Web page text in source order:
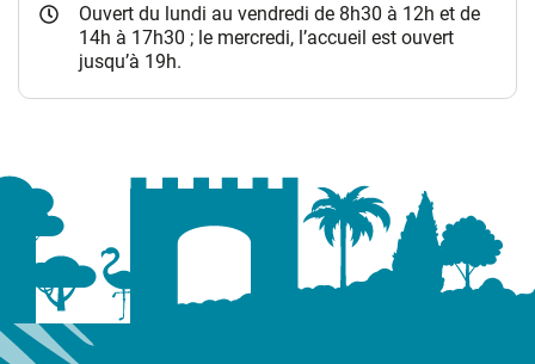
Ouvert du lundi au vendredi de 8h30 à 12h et de
14h à 17h30 ; le mercredi, l’accueil est ouvert
jusqu’à 19h.